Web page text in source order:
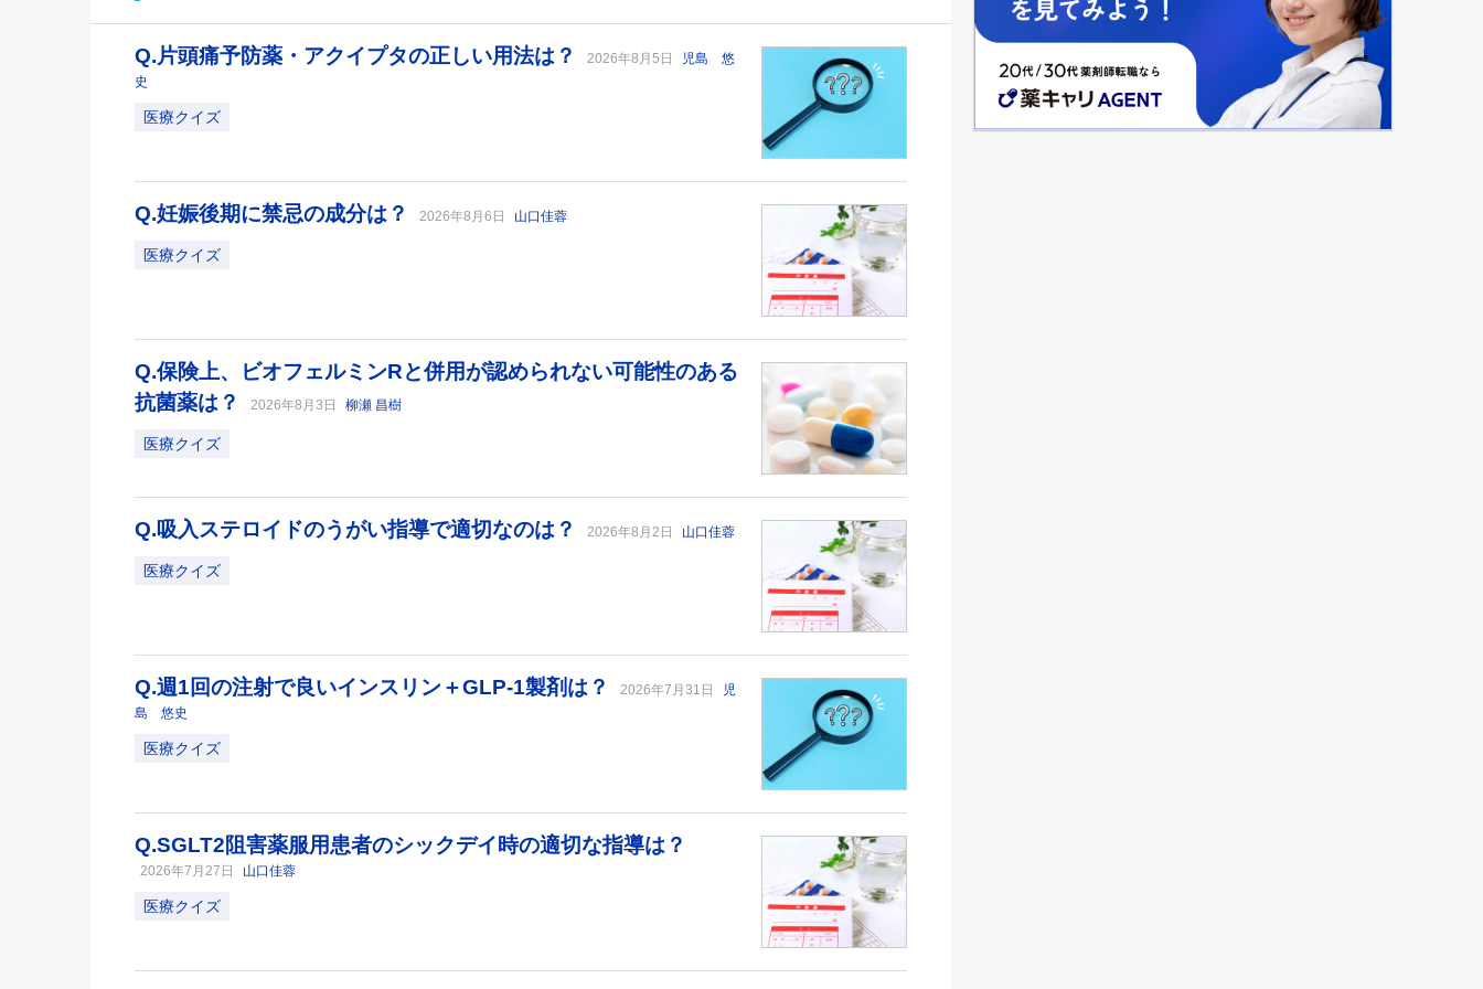
Q.片頭痛予防薬・アクイプタの正しい用法は？ 2026年8月5日
児島 悠
史
医療クイズ
Q.妊娠後期に禁忌の成分は？ 2026年8月6日 山口佳蓉
医療クイズ
Q.保険上、ビオフェルミンRと併用が認められない可能性のある
抗菌薬は？
2026年8月3日 柳瀬 昌樹
医療クイズ
Q.吸入ステロイドのうがい指導で適切なのは？ 2026年8月2日 山口佳蓉
医療クイズ
Q.週1回の注射で良いインスリン＋GLP-1製剤は？ 2026年7月31日
児
島 悠史
医療クイズ
Q.SGLT2阻害薬服用患者のシックデイ時の適切な指導は？
2026年7月27日 山口佳蓉
医療クイズ